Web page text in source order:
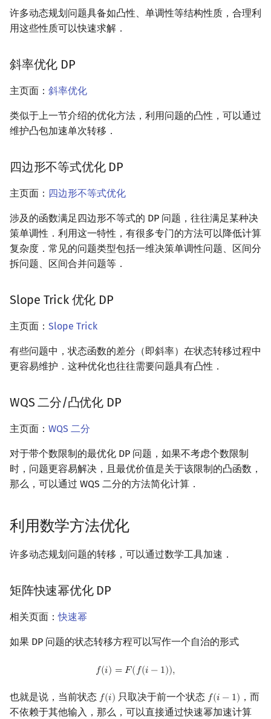
许多动态规划问题具备如凸性、单调性等结构性质，合理利
用这些性质可以快速求解．
斜率优化 DP
主页面： 斜率优化
类似于上一节介绍的优化方法，利用问题的凸性，可以通过
维护凸包加速单次转移．
四边形不等式优化 DP
主页面： 四边形不等式优化
涉及的函数满足四边形不等式的 DP 问题，往往满足某种决
策单调性．利用这一特性，有很多专门的方法可以降低计算
复杂度．常见的问题类型包括一维决策单调性问题、区间分
拆问题、区间合并问题等．
Slope Trick 优化 DP
主页面： Slope Trick
有些问题中，状态函数的差分（即斜率）在状态转移过程中
更容易维护．这种优化也往往需要问题具有凸性．
WQS 二分/凸优化 DP
主页面： WQS 二分
对于带个数限制的最优化 DP 问题，如果不考虑个数限制
时，问题更容易解决，且最优价值是关于该限制的凸函数，
那么，可以通过 WQS 二分的方法简化计算．
利用数学方法优化
许多动态规划问题的转移，可以通过数学工具加速．
矩阵快速幂优化 DP
相关页面：快速幂
如果 DP 问题的状态转移方程可以写作一个自治的形式
𝑓(𝑖) = 𝐹(𝑓(𝑖 − 1)),
f (i) =F(f (i−
也就是说，当前状态 𝑓(𝑖)
f(i) 只取决于前一个状态 𝑓(𝑖 − 1)
f(i− 1)
，而
不依赖于其他输入，那么，可以直接通过快速幂加速计算